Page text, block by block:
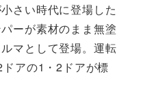
さい時代に登場した
ーが素材のまま無塗
マとして登場。運転
アの1・2ドアが標